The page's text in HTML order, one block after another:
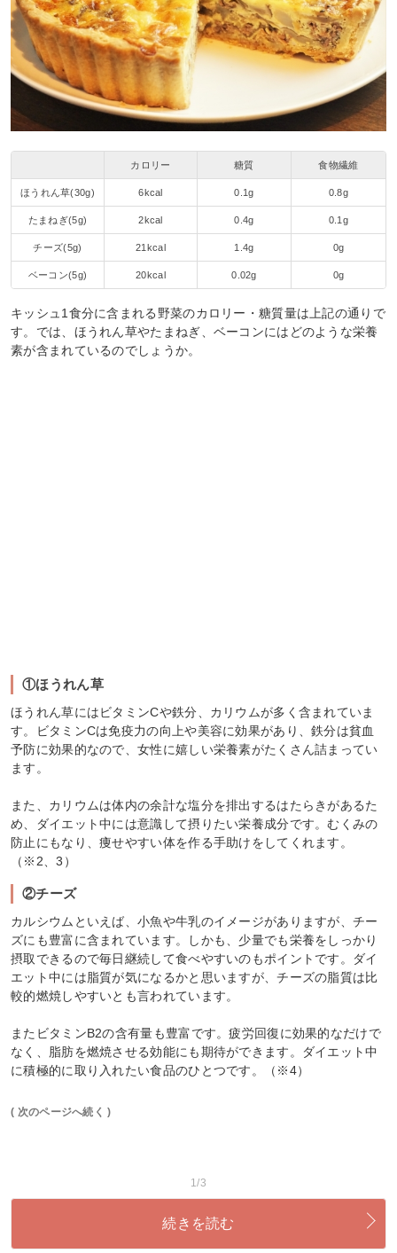
カロリー 糖質 食物繊維
ほうれん草(30g) 6kcal 0.1g 0.8g
たまねぎ(5g) 2kcal 0.4g 0.1g
チーズ(5g) 21kcal 1.4g 0g
ベーコン(5g) 20kcal 0.02g 0g
キッシュ1食分に含まれる野菜のカロリー・糖質量は上記の通りで
す。では、ほうれん草やたまねぎ、ベーコンにはどのような栄養
素が含まれているのでしょうか。
①ほうれん草
ほうれん草にはビタミンCや鉄分、カリウムが多く含まれていま
す。ビタミンCは免疫力の向上や美容に効果があり、鉄分は貧血
予防に効果的なので、女性に嬉しい栄養素がたくさん詰まってい
ます。
また、カリウムは体内の余計な塩分を排出するはたらきがあるた
め、ダイエット中には意識して摂りたい栄養成分です。むくみの
防止にもなり、痩せやすい体を作る手助けをしてくれます。
（※2、3）
②チーズ
カルシウムといえば、小魚や牛乳のイメージがありますが、チー
ズにも豊富に含まれています。しかも、少量でも栄養をしっかり
摂取できるので毎日継続して食べやすいのもポイントです。ダイ
エット中には脂質が気になるかと思いますが、チーズの脂質は比
較的燃焼しやすいとも言われています。
またビタミンB2の含有量も豊富です。疲労回復に効果的なだけで
なく、脂肪を燃焼させる効能にも期待ができます。ダイエット中
に積極的に取り入れたい食品のひとつです。（※4）
( 次のページへ続く )
1/3
続きを読む